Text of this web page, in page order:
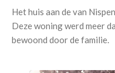
Het huis aan de van
Deze woning werd meer
bewoond door de familie.